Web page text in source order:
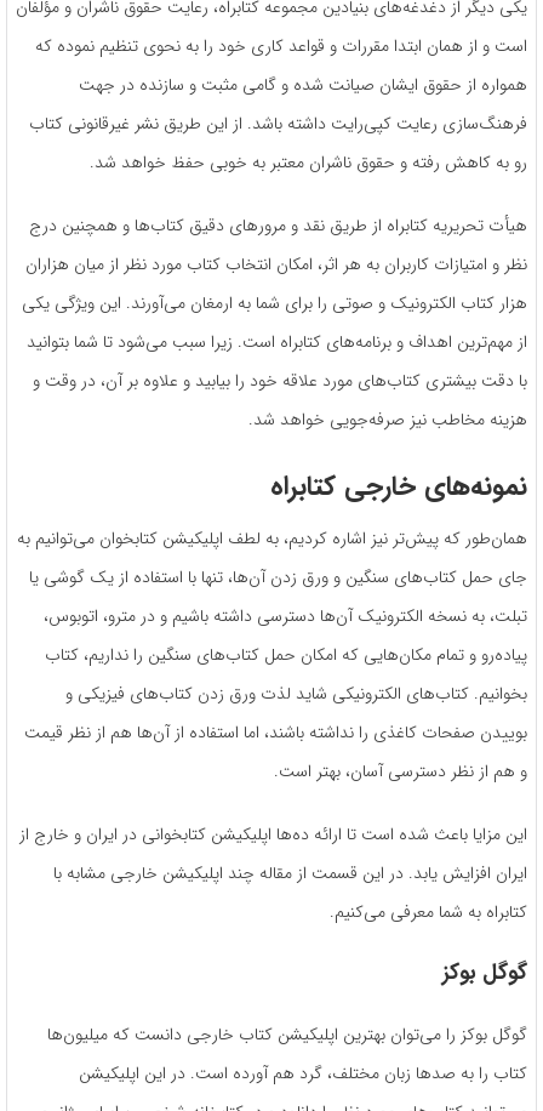
یکی دیگر از دغدغه‌های بنیادین مجموعه کتابراه، رعایت حقوق ناشران و مؤلفان
است و از همان ابتدا مقررات و قواعد کاری خود را به نحوی تنظیم نموده که
همواره از حقوق ایشان صیانت شده و گامی مثبت و سازنده در جهت
فرهنگ‌سازی رعایت کپی‌رایت داشته باشد. از این طریق نشر غیرقانونی کتاب
رو به کاهش رفته و حقوق ناشران معتبر به خوبی حفظ خواهد شد.
هیأت تحریریه کتابراه از طریق نقد و مرورهای دقیق کتاب‌ها و همچنین درج
نظر و امتیازات کاربران به هر اثر، امکان انتخاب کتاب مورد نظر از میان هزاران
هزار کتاب الکترونیک و صوتی را برای شما به ارمغان می‌آورند. این ویژگی یکی
از مهم‌ترین اهداف و برنامه‌های کتابراه است. زیرا سبب می‌شود تا شما بتوانید
با دقت بیشتری کتاب‌های مورد علاقه خود را بیابید و علاوه بر آن، در وقت و
هزینه مخاطب نیز صرفه‌جویی خواهد شد.
نمونه‌های خارجی کتابراه
همان‌طور که پیش‌تر نیز اشاره کردیم، به لطف اپلیکیشن کتابخوان می‌توانیم به
جای حمل کتاب‌های سنگین و ورق زدن آن‌ها، تنها با استفاده از یک گوشی یا
تبلت، به نسخه الکترونیک آن‌ها دسترسی داشته باشیم و در مترو، اتوبوس،
پیاده‌رو و تمام مکان‌هایی که امکان حمل کتاب‌‌های سنگین را نداریم، کتاب
بخوانیم. کتاب‌های الکترونیکی شاید لذت ورق زدن کتاب‌های فیزیکی و
بوییدن صفحات کاغذی را نداشته باشند، اما استفاده از آن‌ها هم از نظر قیمت
و هم از نظر دسترسی آسان، بهتر است.
این مزایا باعث شده است تا ارائه ده‌ها اپلیکیشن‌ کتابخوانی در ایران و خارج از
ایران افزایش یابد. در این قسمت از مقاله چند اپلیکیشن خارجی مشابه با
کتابراه به شما معرفی می‌کنیم.
گوگل بوکز
گوگل بوکز را می‌توان بهترین اپلیکیشن کتاب خارجی دانست که میلیون‌ها
کتاب را به صدها زبان مختلف، گرد هم آورده است. در این اپلیکیشن